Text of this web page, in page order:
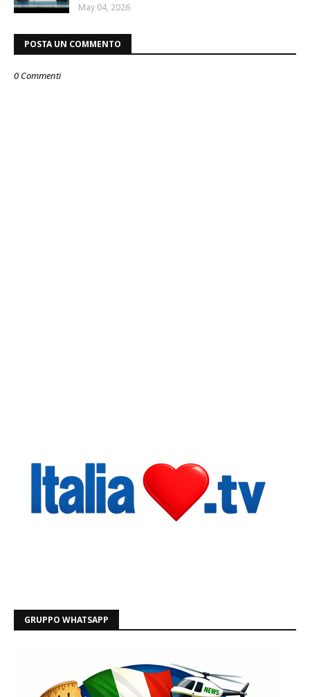
May 04, 2026
POSTA UN COMMENTO
0 Commenti
GRUPPO WHATSAPP